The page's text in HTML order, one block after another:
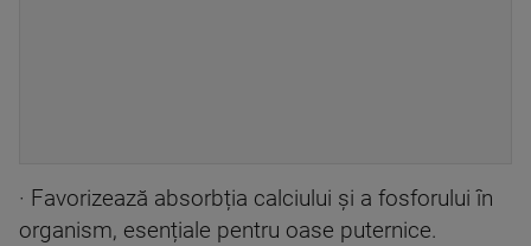
· Favorizează absorbția calciului și a fosforului în
organism, esențiale pentru oase puternice.